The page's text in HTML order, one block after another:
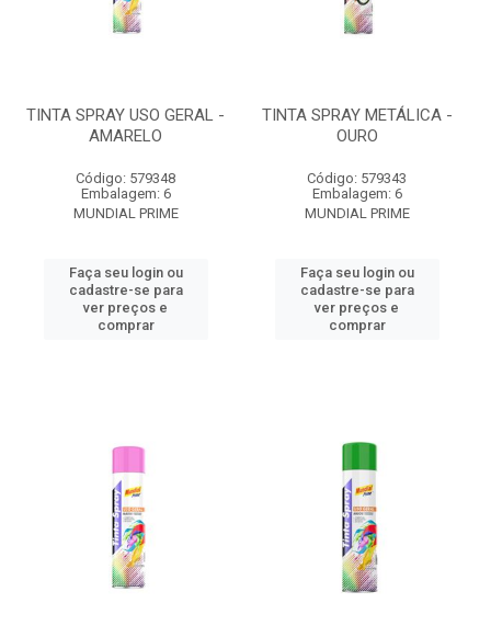
TINTA SPRAY USO GERAL -
AMARELO
Código: 579348
Embalagem: 6
MUNDIAL PRIME
Faça seu login ou
cadastre-se para
ver preços e
comprar
TINTA SPRAY METÁLICA -
OURO
Código: 579343
Embalagem: 6
MUNDIAL PRIME
Faça seu login ou
cadastre-se para
ver preços e
comprar